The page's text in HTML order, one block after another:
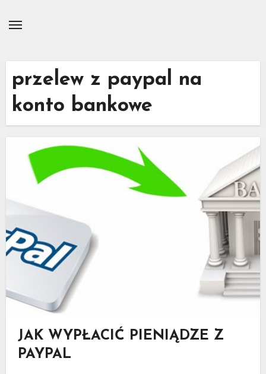
przelew z paypal na
konto bankowe
JAK WYPŁACIĆ PIENIĄDZE Z
PAYPAL